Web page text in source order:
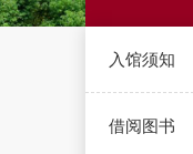
入馆须知
借阅图书